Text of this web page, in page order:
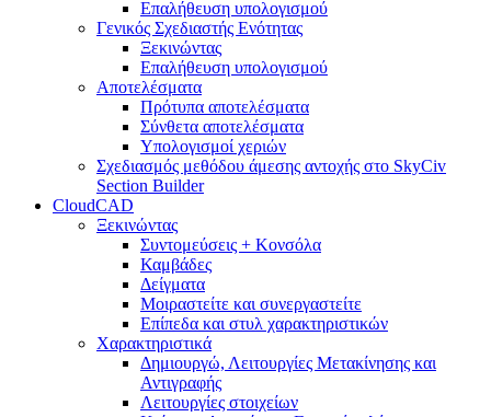
Επαλήθευση υπολογισμού
Γενικός Σχεδιαστής Ενότητας
Ξεκινώντας
Επαλήθευση υπολογισμού
Αποτελέσματα
Πρότυπα αποτελέσματα
Σύνθετα αποτελέσματα
Υπολογισμοί χεριών
Σχεδιασμός μεθόδου άμεσης αντοχής στο SkyCiv
Section Builder
CloudCAD
Ξεκινώντας
Συντομεύσεις + Κονσόλα
Καμβάδες
Δείγματα
Μοιραστείτε και συνεργαστείτε
Επίπεδα και στυλ χαρακτηριστικών
Χαρακτηριστικά
Δημιουργώ, Λειτουργίες Μετακίνησης και
Αντιγραφής
Λειτουργίες στοιχείων